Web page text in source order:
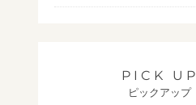
PICK UP
ピックアップ